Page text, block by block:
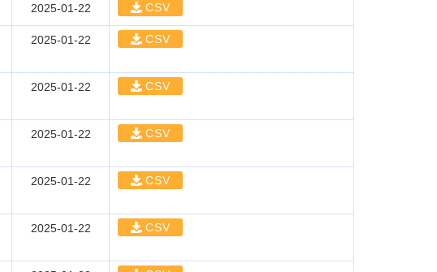
2025-01-22 CSV
2025-01-22 CSV
2025-01-22 CSV
2025-01-22 CSV
2025-01-22 CSV
2025-01-22 CSV